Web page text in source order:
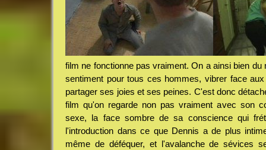
film ne fonctionne pas vraiment. On a ainsi bien du
sentiment pour tous ces hommes, vibrer face
partager ses joies et ses peines. C'est donc
film qu'on regarde non pas vraiment avec son
sexe, la face sombre de sa conscience qui
l'introduction dans ce que Dennis a de plus
même de déféquer, et l'avalanche de sévices